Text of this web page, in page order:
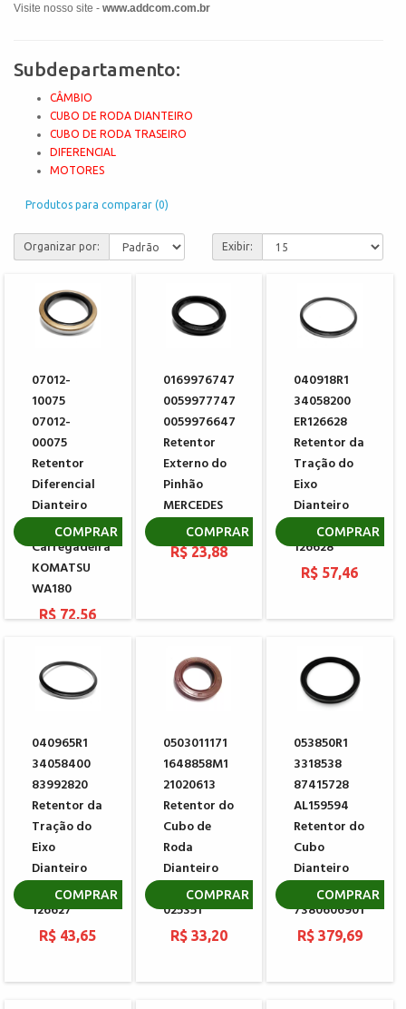
Visite nosso site - www.addcom.com.br
Subdepartamento:
CÂMBIO
CUBO DE RODA DIANTEIRO
CUBO DE RODA TRASEIRO
DIFERENCIAL
MOTORES
Produtos para comparar (0)
Organizar por: Exibir:
07012-
10075
07012-
00075
Retentor
Diferencial
Dianteiro
Carregadeira
KOMATSU
WA180
R$ 72,56
COMPRAR
0169976747
0059977747
0059976647
Retentor
Externo do
Pinhão
MERCEDES
BENZ
R$ 23,88
COMPRAR
040918R1
34058200
ER126628
Retentor da
Tração do
Eixo
Dianteiro
CARRARO
126628
R$ 57,46
COMPRAR
040965R1
34058400
83992820
Retentor da
Tração do
Eixo
Dianteiro
Carraro
126627
R$ 43,65
COMPRAR
0503011171
1648858M1
21020613
Retentor do
Cubo de
Roda
Dianteiro
CARRARO
025351
R$ 33,20
COMPRAR
053850R1
3318538
87415728
AL159594
Retentor do
Cubo
Dianteiro
DANA
7380606901
R$ 379,69
COMPRAR